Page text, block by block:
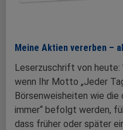
Meine Aktien vererben –
Leserzuschrift von heute:
wenn Ihr Motto „Jeder
Börsenweisheiten wie
immer“ befolgt werden,
dass früher oder später